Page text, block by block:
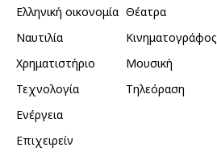
Ελληνική οικονομία
Ναυτιλία
Χρηματιστήριο
Τεχνολογία
Ενέργεια
Επιχειρείν
Θέατρα
Κινηματογράφος
Μουσική
Τηλεόραση